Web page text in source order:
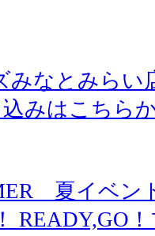
みなとみらい
みはこちら
夏イベ
READY,GO